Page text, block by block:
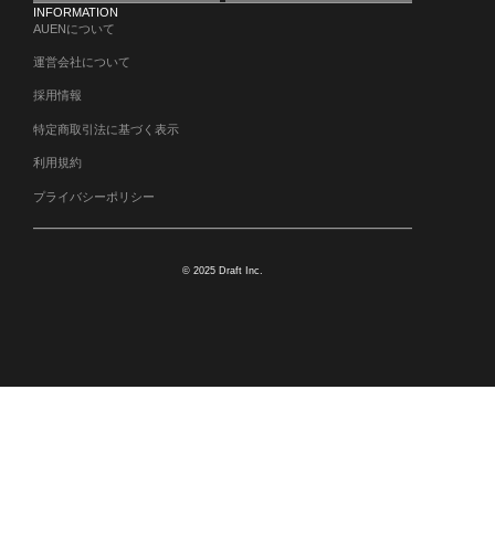
INFORMATION
AUENについて
運営会社について
採用情報
特定商取引法に基づく表示
利用規約
プライバシーポリシー
© 2025 Draft Inc.